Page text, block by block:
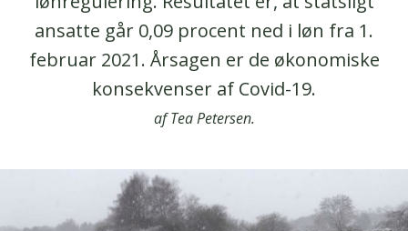
ansatte går 0,09 procent ned i løn fra 1.
februar 2021. Årsagen er de økonomiske
konsekvenser af Covid-19.
af Tea Petersen.